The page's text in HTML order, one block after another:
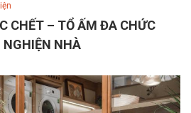
CHẾT – TỔ ẤM ĐA CHỨC
NHÀ